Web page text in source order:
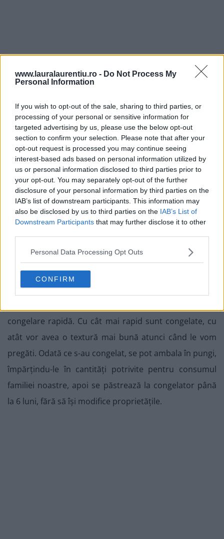
www.lauralaurentiu.ro - Do Not Process My
Personal Information
If you wish to opt-out of the sale, sharing to third parties, or
processing of your personal or sensitive information for
targeted advertising by us, please use the below opt-out
section to confirm your selection. Please note that after your
opt-out request is processed you may continue seeing
interest-based ads based on personal information utilized by
us or personal information disclosed to third parties prior to
your opt-out. You may separately opt-out of the further
disclosure of your personal information by third parties on the
IAB’s list of downstream participants. This information may
also be disclosed by us to third parties on the IAB’s List of
Downstream Participants that may further disclose it to other
Personal Data Processing Opt Outs
CONFIRM
Cum păstrăm conopida romanesco?
După cum am spus deja mai sus, conopida romanesco
e o legumă pe care noi, în România, o găsim câteodată,
nu de regulă. Fiind așa de frumoasă, parcă am vrea să
mai păstrăm și pentru altă dată.
Odată supusă procedeului blanșării, descris mai sus,
zvântate prin tamponare cu șervete absorbante de
bucătărie, se așează într-un singur strat pe o tavă
acoperită cu hârtie de copt, de preferință fără să se
congelare rapidă. Cu cât mai rapid sunt congelate, cu
atât vor avea o textură mai bună atunci când le vom
pregăti. Odată ce s-au congelat, se pot ambala în pungi,
împărțindu-le în cantități potrivite pentru consumul
familiei noastre, apoi se păstrează la congelator până
la 6 luni, fără să își modifice proprietățile.